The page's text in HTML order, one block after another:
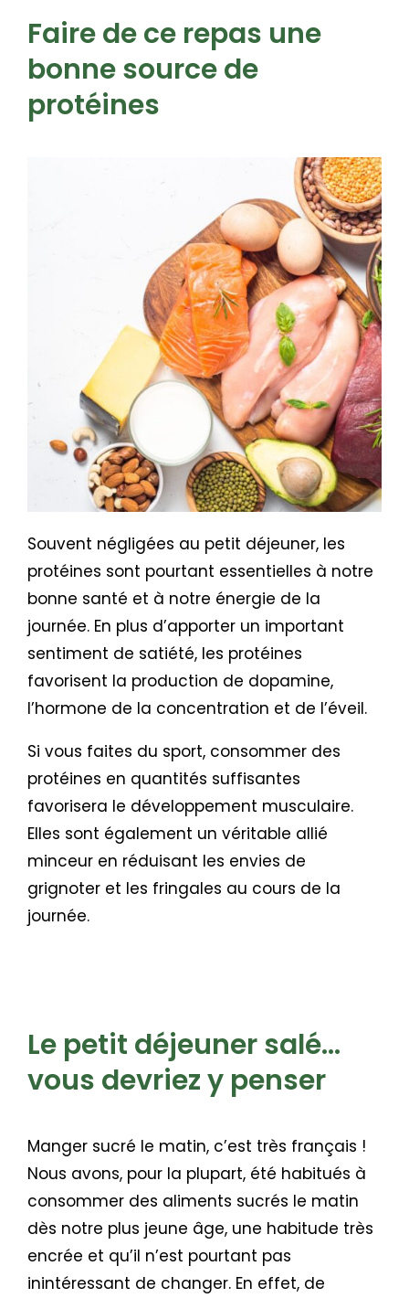
Faire de ce repas une
bonne source de
protéines
Souvent négligées au petit déjeuner, les
protéines sont pourtant essentielles à notre
bonne santé et à notre énergie de la
journée. En plus d’apporter un important
sentiment de satiété, les protéines
favorisent la production de dopamine,
l’hormone de la concentration et de l’éveil.
Si vous faites du sport, consommer des
protéines en quantités suffisantes
favorisera le développement musculaire.
Elles sont également un véritable allié
minceur en réduisant les envies de
grignoter et les fringales au cours de la
journée.
Le petit déjeuner salé...
vous devriez y penser
Manger sucré le matin, c’est très français !
Nous avons, pour la plupart, été habitués à
consommer des aliments sucrés le matin
dès notre plus jeune âge, une habitude très
encrée et qu’il n’est pourtant pas
inintéressant de changer. En effet, de